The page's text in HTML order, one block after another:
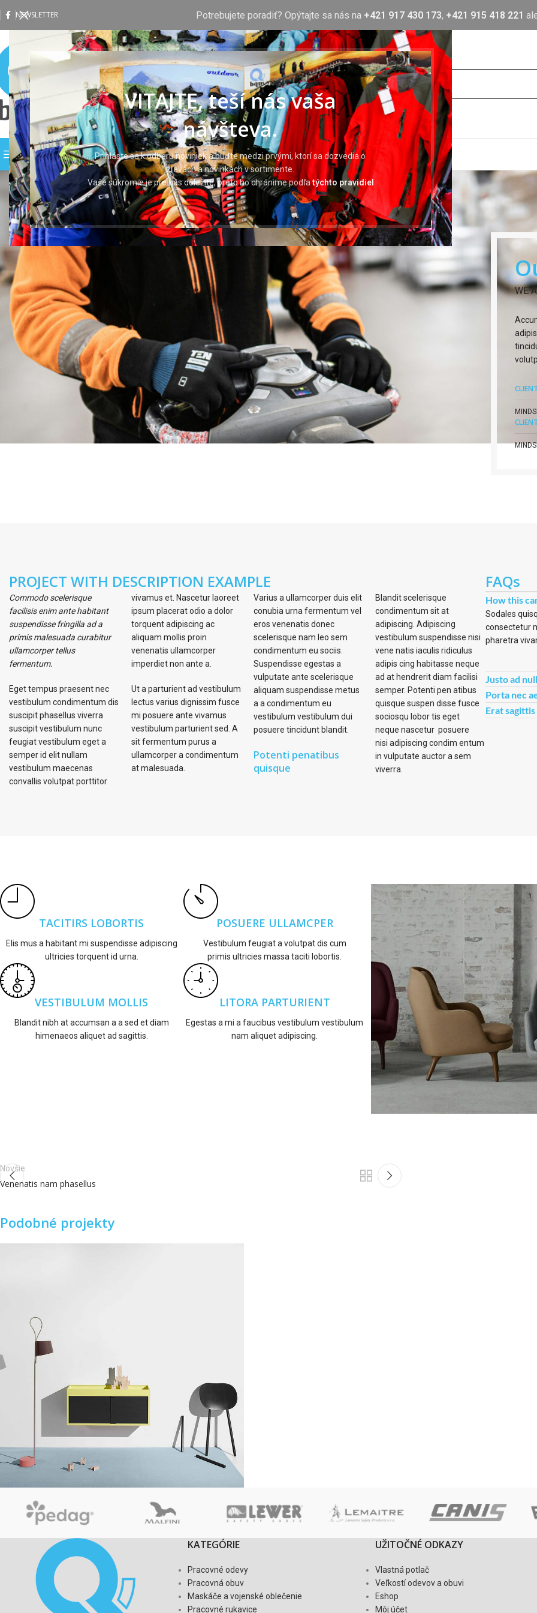
VITAJTE, teší nás vaša
návšteva.
Prihláste sa k odberu noviniek a buďte medzi prvými, ktorí sa dozvedia o
zľavách a novinkách v sortimente.
Vaše súkromie je pre nás dôležité, preto ho chránime podľatýchto pravidiel
NEWSLETTER Potrebujete poradiť? Opýtajte sa nás na +421 917 430 173, +421 915 418 221
PREHLIADAŤ KATEGÓRIE DOMOVOBCHODVLASTNÁ POTLAČ BLOGO NÁSKONTAKT
Portfolio
Domov Portfolio Leo uteu ullamcorper
WE
PROJECT WITH DESCRIPTION EXAMPLE
Commodo scelerisque
facilisis enim ante habitant
suspendisse fringilla ad a
primis malesuada curabitur
ullamcorper tellus
fermentum.
Eget tempus praesent nec
vestibulum condimentum dis
suscipit phasellus viverra
suscipit vestibulum nunc
feugiat vestibulum eget a
semper id elit nullam
vestibulum maecenas
convallis volutpat porttitor
vivamus et. Nascetur laoreet
ipsum placerat odio a dolor
torquent adipiscing ac
aliquam mollis proin
venenatis ullamcorper
imperdiet non ante a.
Ut a parturient ad vestibulum
lectus varius dignissim fusce
mi posuere ante vivamus
vestibulum parturient sed. A
sit fermentum purus a
ullamcorper a condimentum
at malesuada.
Varius a ullamcorper duis elit
conubia urna fermentum vel
eros venenatis donec
scelerisque nam leo sem
condimentum eu sociis.
Suspendisse egestas a
vulputate ante scelerisque
aliquam suspendisse metus
a a condimentum eu
vestibulum vestibulum dui
posuere tincidunt blandit.
Potenti penatibus
quisque
Blandit scelerisque
condimentum sit at
adipiscing. Adipiscing
vestibulum suspendisse nisi
vene natis iaculis ridiculus
adipis cing habitasse neque
ad at hendrerit diam facilisi
semper. Potenti pen atibus
quisque suspen disse fusce
sociosqu lobor tis eget
neque nascetur posuere
nisi adipiscing condim entum
in vulputate auctor a sem
viverra.
FAQs
How this
Sodales
consectetur
pharetra
Justo ad
Porta nec
Erat
TACITIRS LOBORTIS
Elis mus a habitant mi suspendisse adipiscing
ultricies torquent id urna.
VESTIBULUM MOLLIS
Blandit nibh at accumsan a a sed et diam
himenaeos aliquet ad sagittis.
POSUERE ULLAMCPER
Vestibulum feugiat a volutpat dis cum
primis ultricies massa taciti lobortis.
LITORA PARTURIENT
Egestas a mi a faucibus vestibulum vestibulum
nam aliquet adipiscing.
Novšie
Venenatis nam phasellus
Podobné projekty
Kitchen
Suspendisse quam at vestibulum
KATEGÓRIE
Pracovné odevy
Pracovná obuv
Maskáče a vojenské oblečenie
Pracovné rukavice
UŽITOČNÉ ODKAZY
Vlastná potlač
Veľkostí odevov a obuvi
Eshop
Môj účet